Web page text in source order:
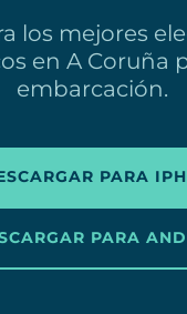
los mejores
en A Coruña
embarcación.
PARA
PARA